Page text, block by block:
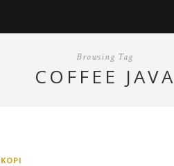
Browsing Tag
COFFEE JAVA
KOPI